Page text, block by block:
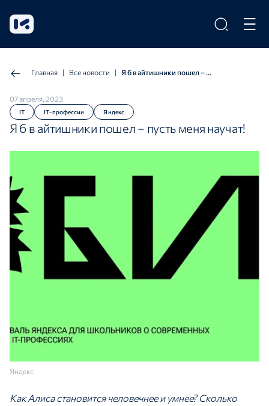
IT IT-профессии Яндекс
Я б в айтишники пошел – пусть меня научат!
07 апреля, 2023
Главная | Все новости | Я б в айтишники пошел – пусть меня научат!
Яндекс
Как Алиса становится человечнее и умнее? Сколько